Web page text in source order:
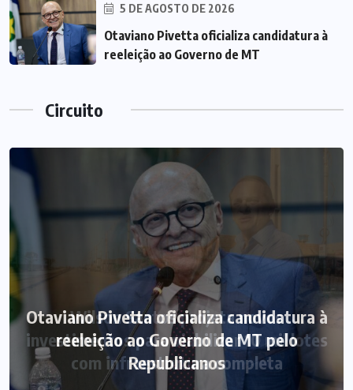
5 DE AGOSTO DE 2026
Otaviano Pivetta oficializa candidatura à
reeleição ao Governo de MT
Circuito
Otaviano Pivetta oficializa candidatura à
reeleição ao Governo de MT pelo
Republicanos